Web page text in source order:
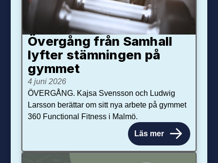
Övergång från Samhall
lyfter stämningen på
gymmet
4 juni 2026
ÖVERGÅNG. Kajsa Svensson och Ludwig
Larsson berättar om sitt nya arbete på gymmet
360 Functional Fitness i Malmö.
Läs mer